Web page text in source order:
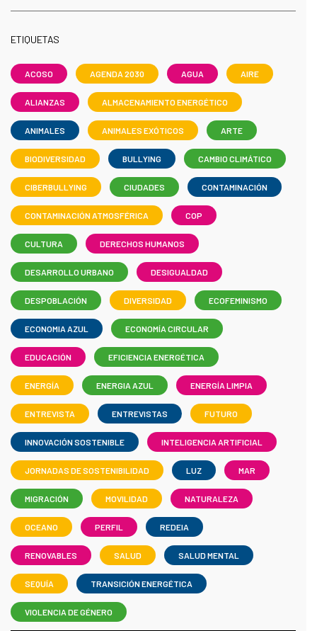
ETIQUETAS
ACOSO AGENDA 2030 AGUA AIRE
ALIANZAS ALMACENAMIENTO ENERGÉTICO
ANIMALES ANIMALES EXÓTICOS ARTE
BIODIVERSIDAD BULLYING CAMBIO CLIMÁTICO
CIBERBULLYING CIUDADES CONTAMINACIÓN
CONTAMINACIÓN ATMOSFÉRICA COP
CULTURA DERECHOS HUMANOS
DESARROLLO URBANO DESIGUALDAD
DESPOBLACIÓN DIVERSIDAD ECOFEMINISMO
ECONOMIA AZUL ECONOMÍA CIRCULAR
EDUCACIÓN EFICIENCIA ENERGÉTICA
ENERGÍA ENERGIA AZUL ENERGÍA LIMPIA
ENTREVISTA ENTREVISTAS FUTURO
INNOVACIÓN SOSTENIBLE INTELIGENCIA ARTIFICIAL
JORNADAS DE SOSTENIBILIDAD LUZ MAR
MIGRACIÓN MOVILIDAD NATURALEZA
OCEANO PERFIL REDEIA
RENOVABLES SALUD SALUD MENTAL
SEQUÍA TRANSICIÓN ENERGÉTICA
VIOLENCIA DE GÉNERO